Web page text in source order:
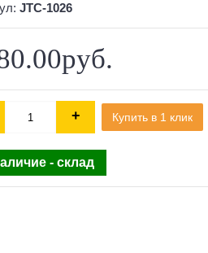
JTC-1026
+ Купить в 1 клик
- склад